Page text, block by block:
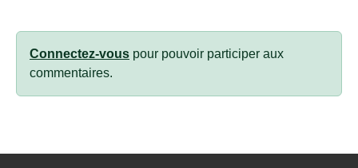
Connectez-vous pour pouvoir participer aux
commentaires.